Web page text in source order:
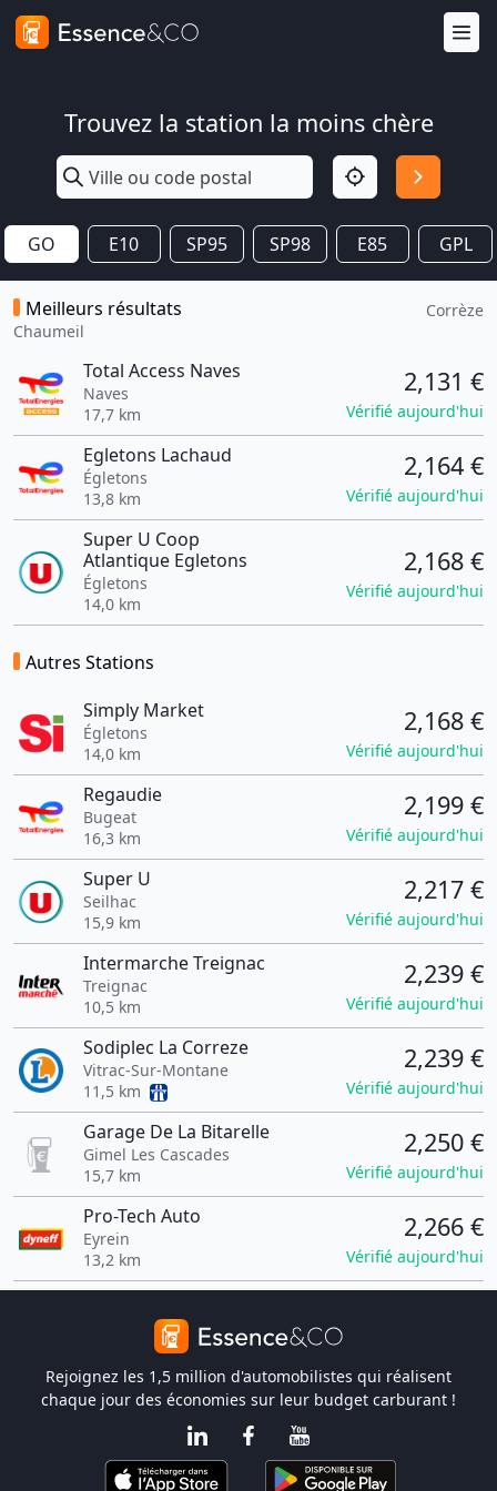
Trouvez la station la moins chère
GO E10 SP95 SP98 E85 GPL
Meilleurs résultats
Chaumeil
Corrèze
Total Access Naves
Naves
17,7 km
2,131 €
Vérifié aujourd'hui
Egletons Lachaud
Égletons
13,8 km
2,164 €
Vérifié aujourd'hui
Super U Coop
Atlantique Egletons
Égletons
14,0 km
2,168 €
Vérifié aujourd'hui
Autres Stations
Simply Market
Égletons
14,0 km
2,168 €
Vérifié aujourd'hui
Regaudie
Bugeat
16,3 km
2,199 €
Vérifié aujourd'hui
Super U
Seilhac
15,9 km
2,217 €
Vérifié aujourd'hui
Intermarche Treignac
Treignac
10,5 km
2,239 €
Vérifié aujourd'hui
Sodiplec La Correze
Vitrac-Sur-Montane
11,5 km
2,239 €
Vérifié aujourd'hui
Garage De La Bitarelle
Gimel Les Cascades
15,7 km
2,250 €
Vérifié aujourd'hui
Pro-Tech Auto
Eyrein
13,2 km
2,266 €
Vérifié aujourd'hui
Rejoignez les 1,5 million d'automobilistes qui réalisent
chaque jour des économies sur leur budget carburant !